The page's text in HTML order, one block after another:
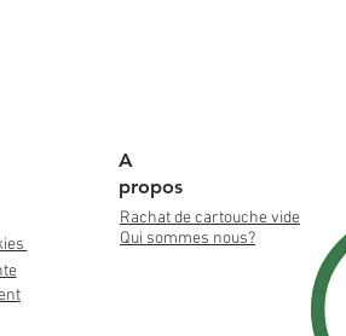
A
propos
Rachat de cartouche vide
Qui sommes nous?